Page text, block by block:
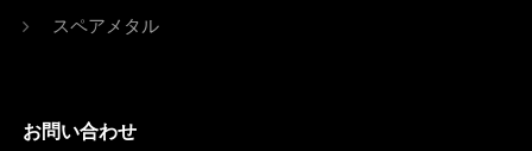
スペアメタル
お問い合わせ